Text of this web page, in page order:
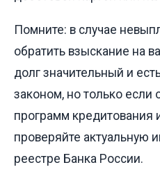
Помните: в случае
обратить взыскание на
долг значительный и
законом, но только если
программ кредитования
проверяйте актуальную
реестре Банка России.